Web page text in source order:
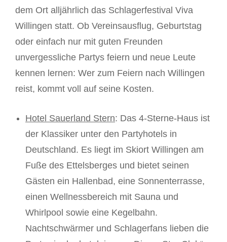
dem Ort alljährlich das Schlagerfestival Viva
Willingen statt. Ob Vereinsausflug, Geburtstag
oder einfach nur mit guten Freunden
unvergessliche Partys feiern und neue Leute
kennen lernen: Wer zum Feiern nach Willingen
reist, kommt voll auf seine Kosten.
Hotel Sauerland Stern: Das 4-Sterne-Haus ist
der Klassiker unter den Partyhotels in
Deutschland. Es liegt im Skiort Willingen am
Fuße des Ettelsberges und bietet seinen
Gästen ein Hallenbad, eine Sonnenterrasse,
einen Wellnessbereich mit Sauna und
Whirlpool sowie eine Kegelbahn.
Nachtschwärmer und Schlagerfans lieben die